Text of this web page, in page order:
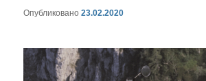
Опубликовано23.02.2020